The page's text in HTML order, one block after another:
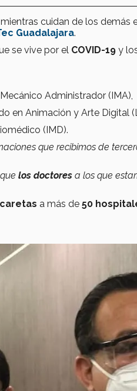
mientras cuidan de los demás
Guadalajara.
se vive por el COVID-19 y
Administrador (IMA),
en Animación y Arte Digital
(IMD).
que recibimos de
los doctores a los que
a más de 50